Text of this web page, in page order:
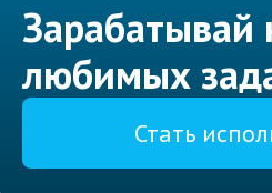
Зарабатывай
любимых
Стать